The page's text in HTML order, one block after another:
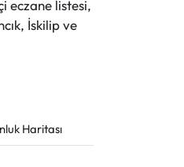
eczane listesi,
İskilip ve
Haritası